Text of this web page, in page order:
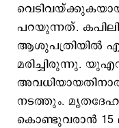
പറയുന്നത്.
ആശുപത്രിയില്‍
മരിച്ചിരുന്നു.
നടത്തും. മൃതദേഹം
കൊണ്ടുവരാൻ 15